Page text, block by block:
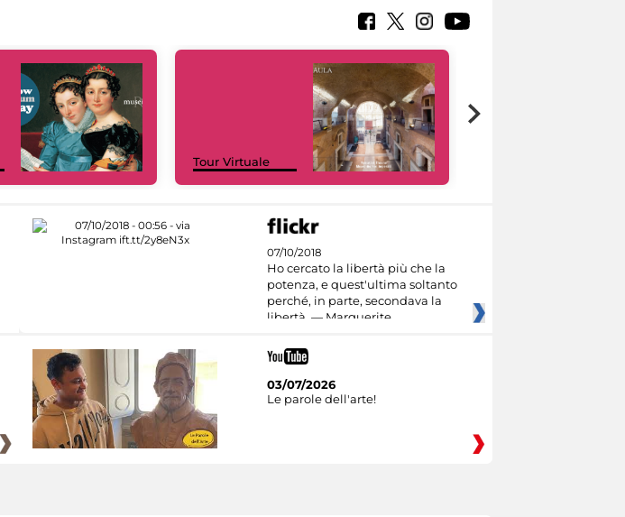
Tour Virtuale
07/10/2018
Ho cercato la libertà più che la
potenza, e quest'ultima soltanto
perché, in parte, secondava la
libertà. — Marguerite
03/07/2026
Le parole dell'arte!